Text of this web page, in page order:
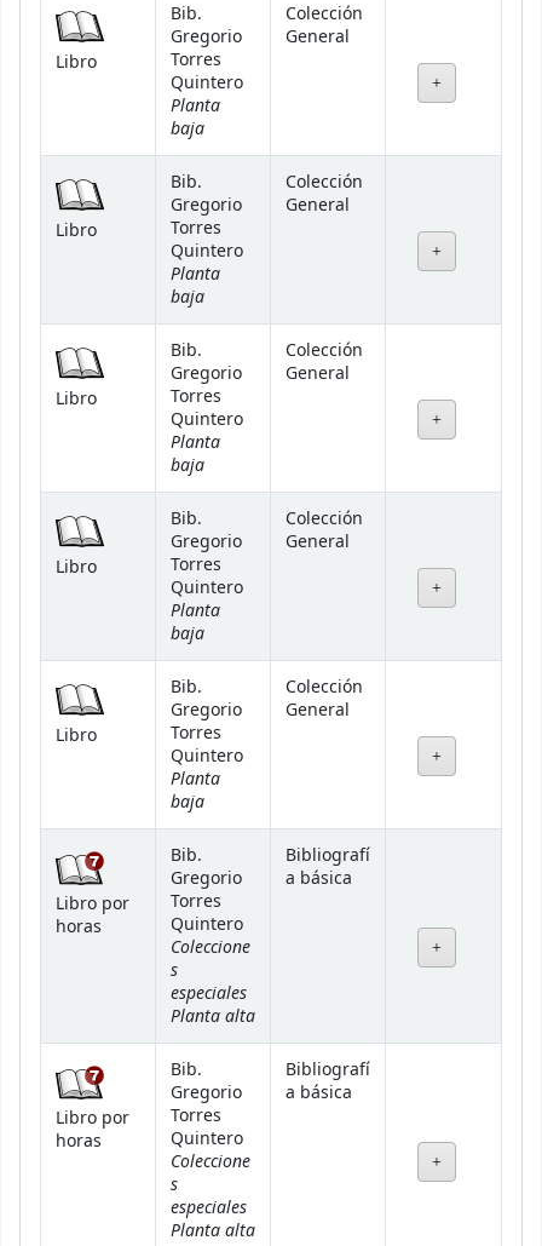
Libro
Bib.
Gregorio
Torres
Quintero
Planta
baja
Colección
General
Libro
Bib.
Gregorio
Torres
Quintero
Planta
baja
Colección
General
Libro
Bib.
Gregorio
Torres
Quintero
Planta
baja
Colección
General
Libro
Bib.
Gregorio
Torres
Quintero
Planta
baja
Colección
General
Libro
Bib.
Gregorio
Torres
Quintero
Planta
baja
Colección
General
Libro por
horas
Bib.
Gregorio
Torres
Quintero
Coleccione
s
especiales
Planta alta
Bibliografí
a básica
Libro por
horas
Bib.
Gregorio
Torres
Quintero
Coleccione
s
especiales
Planta alta
Bibliografí
a básica